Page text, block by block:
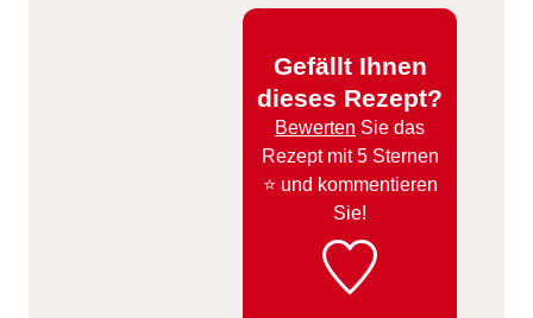
Gefällt Ihnen
dieses Rezept?
Bewerten Sie das
Rezept mit 5 Sternen
⭐️ und kommentieren
Sie!